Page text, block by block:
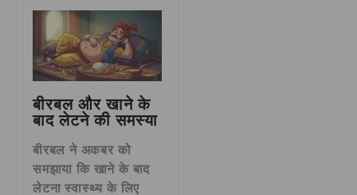
बीरबल और खाने के
बाद लेटने की समस्या
बीरबल ने अकबर को
समझाया कि खाने के बाद
लेटना स्वास्थ्य के लिए